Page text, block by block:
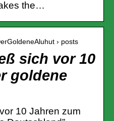
the…
› posts
sich vor 10
goldene
10 Jahren zum